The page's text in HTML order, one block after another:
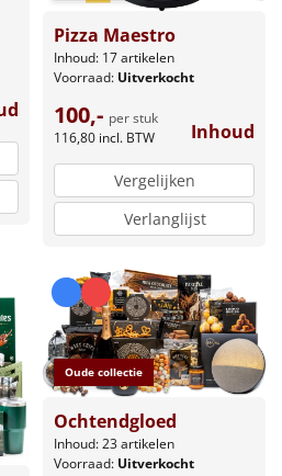
Pizza Maestro
Inhoud: 17 artikelen
Voorraad: Uitverkocht
100,- per stuk
116,80 incl. BTW Inhoud
Vergelijken
Verlanglijst
Oude collectie
Ochtendgloed
Inhoud: 23 artikelen
Voorraad: Uitverkocht